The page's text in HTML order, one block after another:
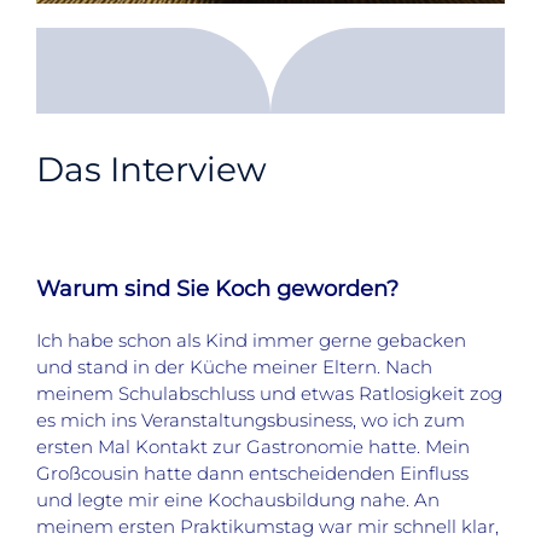
Das Interview
Warum sind Sie Koch geworden?
Ich habe schon als Kind immer gerne gebacken
und stand in der Küche meiner Eltern. Nach
meinem Schulabschluss und etwas Ratlosigkeit zog
es mich ins Veranstaltungsbusiness, wo ich zum
ersten Mal Kontakt zur Gastronomie hatte. Mein
Großcousin hatte dann entscheidenden Einfluss
und legte mir eine Kochausbildung nahe. An
meinem ersten Praktikumstag war mir schnell klar,